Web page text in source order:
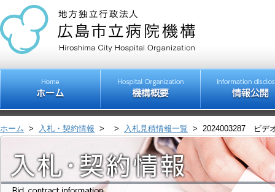
ホーム > 入札・契約情報 > > 入札見積情報一覧 > 2024003287 ビデ